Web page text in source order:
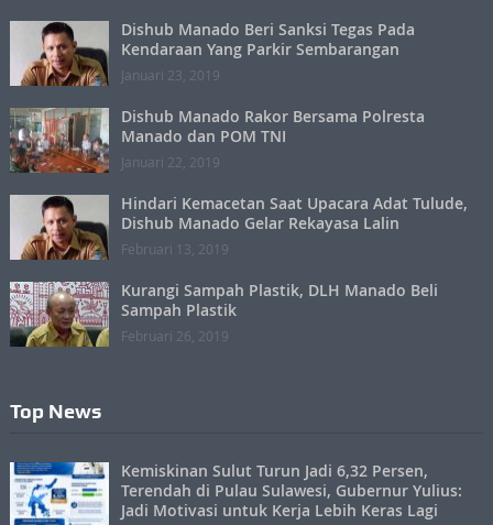
Dishub Manado Beri Sanksi Tegas Pada
Kendaraan Yang Parkir Sembarangan
Januari 23, 2019
Dishub Manado Rakor Bersama Polresta
Manado dan POM TNI
Januari 22, 2019
Hindari Kemacetan Saat Upacara Adat Tulude,
Dishub Manado Gelar Rekayasa Lalin
Februari 13, 2019
Kurangi Sampah Plastik, DLH Manado Beli
Sampah Plastik
Februari 26, 2019
Top News
Kemiskinan Sulut Turun Jadi 6,32 Persen,
Terendah di Pulau Sulawesi, Gubernur Yulius:
Jadi Motivasi untuk Kerja Lebih Keras Lagi